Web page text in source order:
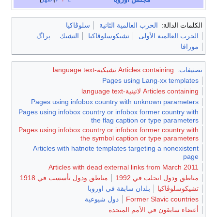
الكلمات الدالة: الحرب العالمية الثانية
سلوڤاكيا
الحرب العالمية الأولى
تشيكوسلوڤاكيا التشيك
پراگ
مورافا
تصنيفات: Articles containing تشيكية-language text
Pages using Lang-xx templates
Articles containing لاتينية-language text
Pages using infobox country with unknown parameters
Pages using infobox country or infobox former country with
the flag caption or type parameters
Pages using infobox country or infobox former country with
the symbol caption or type parameters
Articles with hatnote templates targeting a nonexistent
page
Articles with dead external links from March 2011
مناطق ودول انحلت في 1992
مناطق ودول تأسست في 1918
تشيكوسلوڤاكيا
بلدان سابقة في اوروبا
Former Slavic countries
دول شيوعية
أعضاء سابقون في الأمم المتحدة